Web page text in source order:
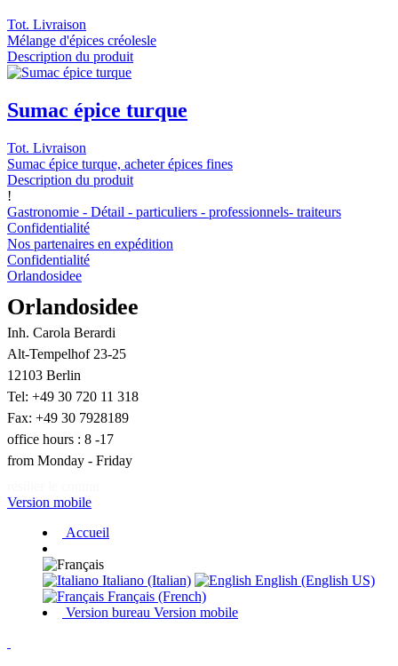
Tot. Livraison
Mélange d'épices créolesle
Description du produit
Sumac épice turque
Tot. Livraison
Sumac épice turque, acheter épices fines
Description du produit
!
Gastronomie - Détail - particuliers - professionnels- traiteurs
Confidentialité
Nos partenaires en expédition
Confidentialité
Orlandosidee
Orlandosidee
Inh. Carola Berardi
Alt-Tempelhof 23-25
12103 Berlin
Tel: +49 30 720 11 318
Fax: +49 30 7928189
office hours : 8 -17
from Monday - Friday
Version mobile
Accueil
Italiano (Italian)
English (English US)
Français (French)
Version bureau Version mobile